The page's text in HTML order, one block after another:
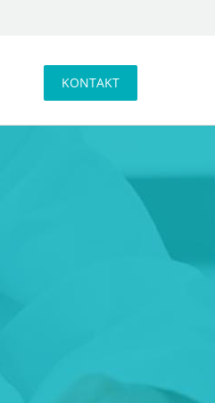
KONTAKT